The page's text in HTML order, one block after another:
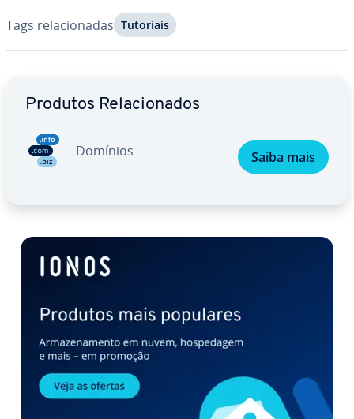
Tags re­la­ci­o­na­das Tutoriais
Produtos Re­la­ci­o­na­dos
Domínios Saiba mais